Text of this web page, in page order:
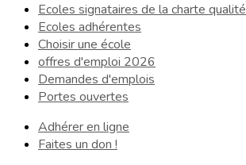
Ecoles signataires de la charte qualité
Ecoles adhérentes
Choisir une école
offres d'emploi 2026
Demandes d'emplois
Portes ouvertes
Adhérer en ligne
Faites un don !